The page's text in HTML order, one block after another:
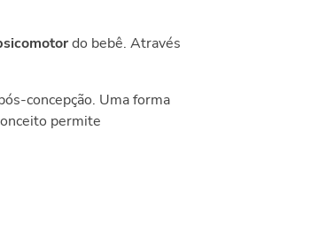
do bebê. Através
concepção. Uma forma
permite